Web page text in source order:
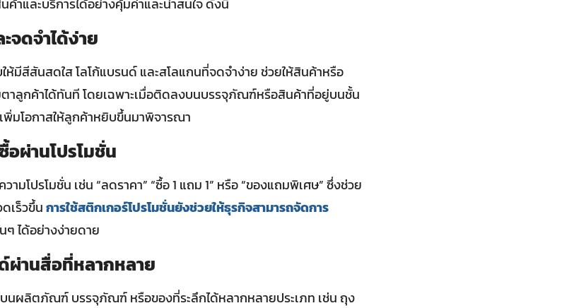
จดจำได้ง่าย
มีสีสันสดใส โลโก้แบรนด์ และสโลแกนที่จดจำง่าย ช่วยให้สินค้าหรือ
าลูกค้าได้ทันที โดยเฉพาะเมื่อติดลงบนบรรจุภัณฑ์หรือสินค้าที่อยู่บนชั้น
พิ่มโอกาสให้ลูกค้าหยิบขึ้นมาพิจารณา
อผ่านโปรโมชั่น
มโปรโมชั่น เช่น “ลดราคา” “ซื้อ 1 แถม 1” หรือ “ของแถมพิเศษ” ซึ่งช่วย
เร็วขึ้นการใช้สติกเกอร์โปรโมชั่นยังช่วยให้ธุรกิจสามารถจัดการ
ๆ ได้อย่างง่ายดาย
ผ่านสื่อที่หลากหลาย
นผลิตภัณฑ์ บรรจุภัณฑ์ หรือของที่ระลึกได้หลากหลายประเภท เช่น ถุง